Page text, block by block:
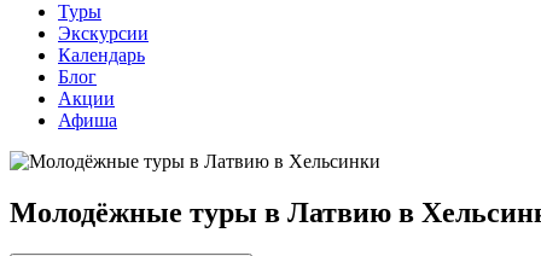
Туры
Экскурсии
Календарь
Блог
Акции
Афиша
Молодёжные туры в Латвию в